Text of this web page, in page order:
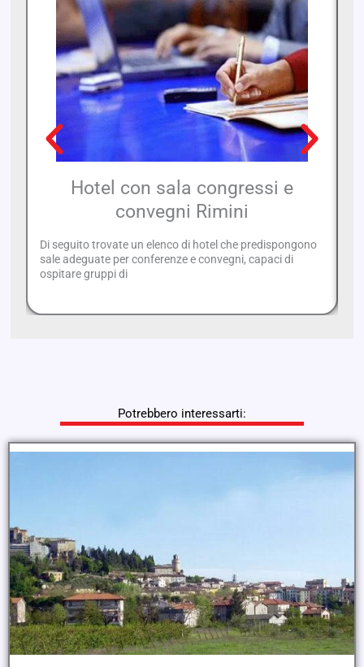
Hotel con sala congressi e
convegni Rimini
Di seguito trovate un elenco di hotel che predispongono
sale adeguate per conferenze e convegni, capaci di
ospitare gruppi di
Potrebbero interessarti: